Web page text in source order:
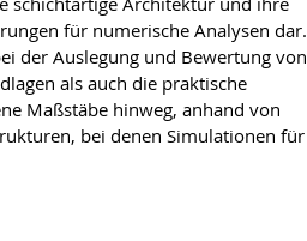
für numerische Analysen dar.
der Auslegung und Bewertung von
als auch die praktische
Maßstäbe hinweg, anhand von
bei denen Simulationen für